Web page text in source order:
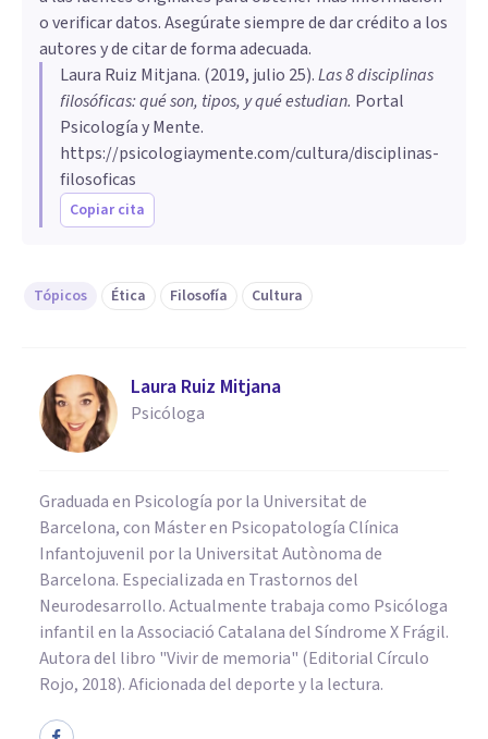
o verificar datos. Asegúrate siempre de dar crédito a los
autores y de citar de forma adecuada.
Laura Ruiz Mitjana. (2019, julio 25).Las 8 disciplinas
filosóficas: qué son, tipos, y qué estudian. Portal
Psicología y Mente.
https://psicologiaymente.com/cultura/disciplinas-
filosoficas
Copiar cita
Tópicos Ética Filosofía Cultura
Laura Ruiz Mitjana
Psicóloga
Graduada en Psicología por la Universitat de
Barcelona, con Máster en Psicopatología Clínica
Infantojuvenil por la Universitat Autònoma de
Barcelona. Especializada en Trastornos del
Neurodesarrollo. Actualmente trabaja como Psicóloga
infantil en la Associació Catalana del Síndrome X Frágil.
Autora del libro "Vivir de memoria" (Editorial Círculo
Rojo, 2018). Aficionada del deporte y la lectura.